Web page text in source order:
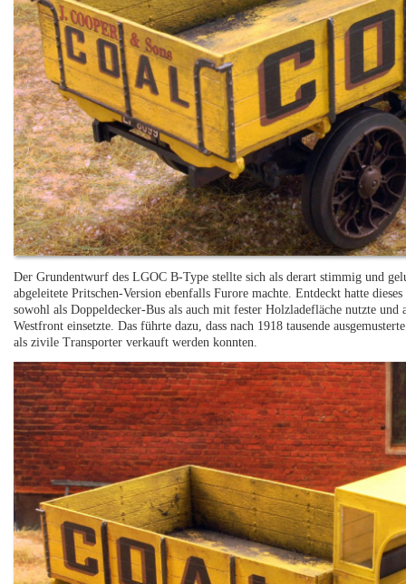
Der Grundentwurf des LGOC B-Type stellte sich als derart stimmig und
abgeleitete Pritschen-Version ebenfalls Furore machte. Entdeckt hatte
sowohl als Doppeldecker-Bus als auch mit fester Holzladefläche nutzte und
Westfront einsetzte. Das führte dazu, dass nach 1918 tausende
als zivile Transporter verkauft werden konnten.